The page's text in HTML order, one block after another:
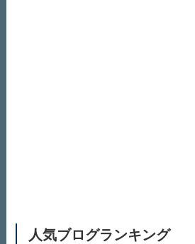
人気ブログランキング